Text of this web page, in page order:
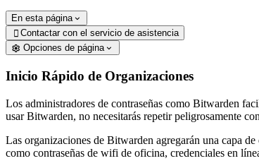
En esta página
 Contactar con el servicio de asistencia
Opciones de página
Inicio Rápido de Organizaciones
Los administradores de contraseñas como Bitwarden
usar Bitwarden, no necesitarás repetir peligrosamente
Las organizaciones de Bitwarden agregarán una capa
como contraseñas de wifi de oficina, credenciales en